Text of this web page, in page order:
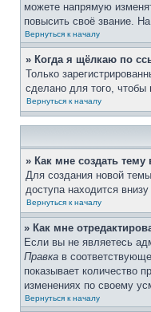
можете напрямую
повысить своё звание.
Вернуться к началу
» Когда я щёлкаю по
Только
сделано для того, чтобы
Вернуться к началу
» Как мне создать
Для создания новой
доступа находится
Вернуться к началу
» Как мне
Если вы не являетесь
Правка в
показывает количество
изменениях по своему
Вернуться к началу